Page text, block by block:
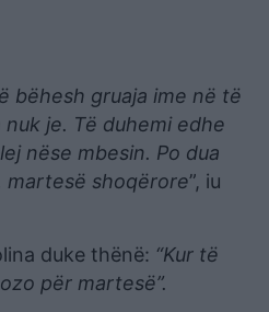
bëhesh gruaja ime në të
je. Të duhemi edhe
nëse mbesin. Po dua
shoqërore”, iu
duke thënë: “Kur të
për martesë”.